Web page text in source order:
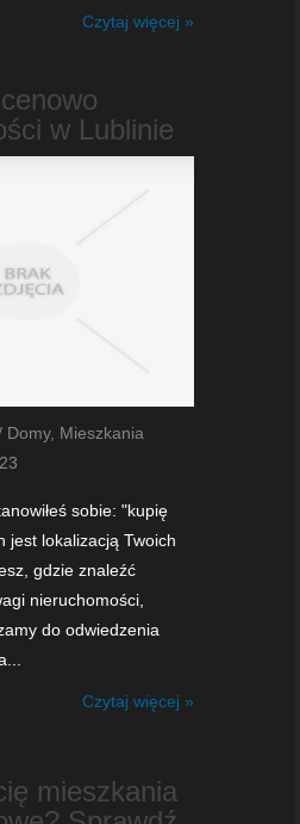
Czytaj więcej »
w Lublinie
Domy, Mieszkania
sobie: "kupię
jest lokalizacją Twoich
gdzie znaleźć
nieruchomości,
do odwiedzenia
Czytaj więcej »
mieszkania